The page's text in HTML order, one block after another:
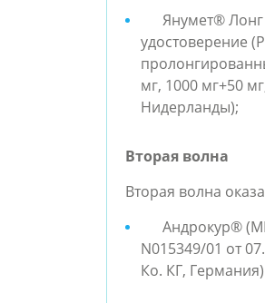
Янумет®
удостоверение
мг, 1000 мг+50
Нидерланды);
Вторая волна
Вторая волна
Андрокур®
N015349/01 от
Ко. КГ,